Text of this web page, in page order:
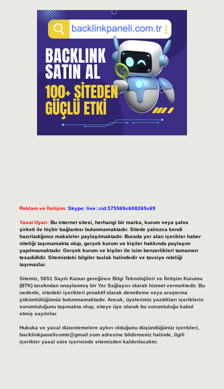
Reklam ve İletişim: Skype: live:.cid.575569c608265c69
Yasal Uyarı: Bu internet sitesi, herhangi bir marka, kurum veya şahıs
şirketi ile hiçbir bağlantısı bulunmamaktadır. Sitede yalnızca kendi
hazırladığımız makaleler paylaşılmaktadır. Burada yer alan içerikler haber
niteliği taşımamakta olup, gerçek kurum ve kişiler hakkında paylaşım
yapılmamaktadır. Gerçek kurum ve kişiler ile isim benzerlikleri tamamen
tesadüfidir. Sitemizdeki bilgiler taslak halindedir ve tavsiye niteliği
taşımazlar.
Sitemiz, 5651 Sayılı Kanun gereğince Bilgi Teknolojileri ve İletişim Kurumu
(BTK) tarafından onaylanmış bir Yer Sağlayıcı olarak hizmet vermektedir. Bu
nedenle, sitedeki içerikleri proaktif olarak denetleme veya araştırma
yükümlülüğümüz bulunmamaktadır. Ancak, üyelerimiz yazdıkları içeriklerin
sorumluluğunu taşımakta olup, siteye üye olarak bu sorumluluğu kabul
etmiş sayılırlar.
Hukuka ve yasal düzenlemelere aykırı olduğunu düşündüğünüz içerikleri,
backlinkpanelicomtr@gmail.comadresine bildirmeniz halinde, ilgili
içerikler yasal süre içerisinde sitemizden kaldırılacaktır.